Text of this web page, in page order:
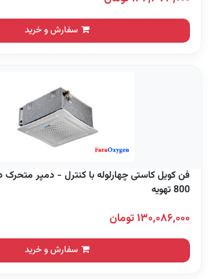
سفارش و خرید
800 تهویه
۱۳۰,۰۸۶,۰۰۰ تومان
سفارش و خرید